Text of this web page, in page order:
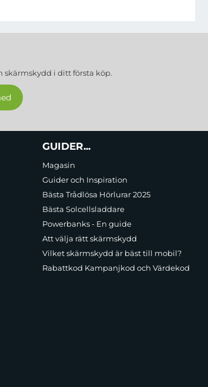
skärmskydd i ditt första köp.
GUIDER...
Magasin
Guider och Inspiration
Bästa Trådlösa Hörlurar 2025
Bästa Solcellsladdare
Powerbanks - En guide
Att välja rätt skärmskydd
Vilket skärmskydd är bäst till mobil?
Rabattkod Kampanjkod och Värdekod